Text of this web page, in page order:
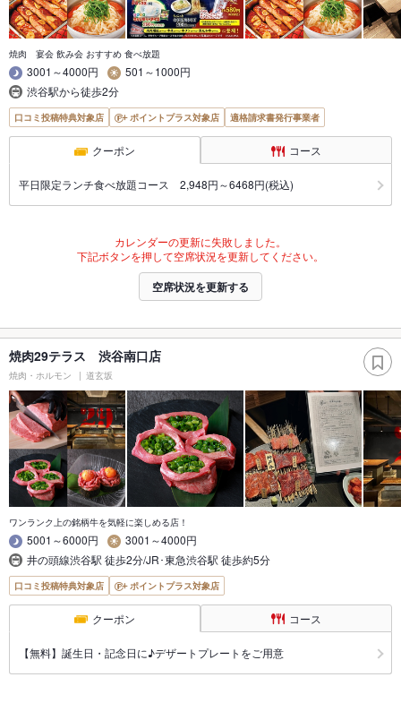
焼肉 宴会 飲み会 おすすめ 食べ放題
3001～4000円
501～1000円
渋谷駅から徒歩2分
口コミ投稿特典対象店 ポイントプラス対象店 適格請求書発行事業者
クーポン コース
平日限定ランチ食べ放題コース 2,948円～6468円(税込)
カレンダーの更新に失敗しました。
下記ボタンを押して空席状況を更新してください。
空席状況を更新する
焼肉29テラス 渋谷南口店
焼肉・ホルモン 道玄坂
ワンランク上の銘柄牛を気軽に楽しめる店！
5001～6000円
3001～4000円
井の頭線渋谷駅 徒歩2分/JR･東急渋谷駅 徒歩約5分
口コミ投稿特典対象店 ポイントプラス対象店
クーポン コース
【無料】誕生日・記念日に♪デザートプレートをご用意